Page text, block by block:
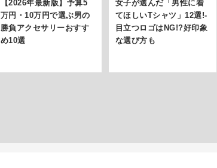
【2026年最新版】予算5
万円・10万円で選ぶ男の
勝負アクセサリーおすす
め10選
女子が選んだ「男性に着
てほしいTシャツ」12選!-
目立つロゴはNG!?好印象
な選び方も